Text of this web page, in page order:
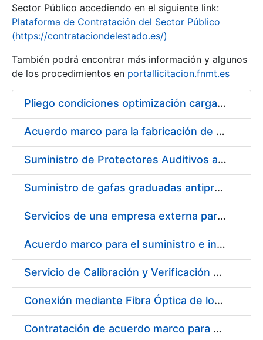
Show/Hide
Sector Público accediendo en el siguiente link:
Plataforma de Contratación del Sector Público
(https://contrataciondelestado.es/)
También podrá encontrar más información y algunos
de los procedimientos en portallicitacion.fnmt.es
Pliego condiciones optimización cargas compras firmado
Acuerdo marco para la fabricación de piezas
Suministro de Protectores Auditivos a medida para las personas trabajadoras de los Centros de Trabajo de Madrid y Burgos
Suministro de gafas graduadas antiproyecciones para los trabajadores de la FNMT-RCM en los centros de trabajo de Madrid y Burgos
Servicios de una empresa externa para el asesoramiento y resolución de los recursos de alzada que se presentan relacionados con procesos de selección para la FNMT-RCM
Acuerdo marco para el suministro e instalación de persianas, estores y otros complementos
Servicio de Calibración y Verificación Externa de los Equipos de Medición del Servicio de Prevención de la FNMT-RCM
Conexión mediante Fibra Óptica de los Centros de Proceso de Datos (CPDs) de las sedes de la FNMT-RCM de Burgos y Madrid
Contratación de acuerdo marco para el Suministro de Material de Electricidad para la Fábrica Nacional de Moneda y Timbre-Real Casa de la Moneda en su centro de trabajo de Burgos